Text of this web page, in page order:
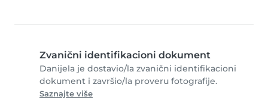
Zvanični identifikacioni dokument
Danijela je dostavio/la zvanični identifikacioni
dokument i završio/la proveru fotografije.
Saznajte više